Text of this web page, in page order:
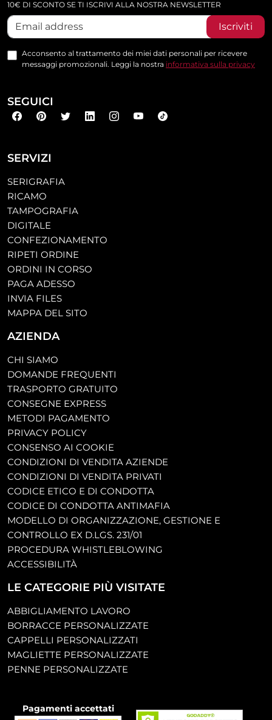
SERVIZI
SERIGRAFIA
RICAMO
TAMPOGRAFIA
DIGITALE
CONFEZIONAMENTO
RIPETI ORDINE
ORDINI IN CORSO
PAGA ADESSO
INVIA FILES
MAPPA DEL SITO
AZIENDA
CHI SIAMO
DOMANDE FREQUENTI
TRASPORTO GRATUITO
CONSEGNE EXPRESS
METODI PAGAMENTO
PRIVACY POLICY
CONSENSO AI COOKIE
CONDIZIONI DI VENDITA AZIENDE
CONDIZIONI DI VENDITA PRIVATI
CODICE ETICO E DI CONDOTTA
CODICE DI CONDOTTA ANTIMAFIA
MODELLO DI ORGANIZZAZIONE, GESTIONE E
CONTROLLO EX D.LGS. 231/01
PROCEDURA WHISTLEBLOWING
ACCESSIBILITÀ
LE CATEGORIE PIÙ VISITATE
ABBIGLIAMENTO LAVORO
BORRACCE PERSONALIZZATE
CAPPELLI PERSONALIZZATI
MAGLIETTE PERSONALIZZATE
PENNE PERSONALIZZATE
10€ DI SCONTO SE TI ISCRIVI ALLA NOSTRA NEWSLETTER
Iscriviti
Acconsento al trattamento dei miei dati personali per ricevere
messaggi promozionali. Leggi la nostra informativa sulla privacy
SEGUICI
Pagamenti accettati